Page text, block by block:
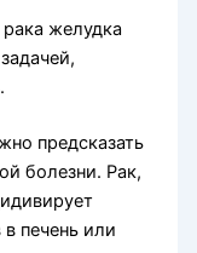
желудка
предсказать
болезни. Рак,
печень или